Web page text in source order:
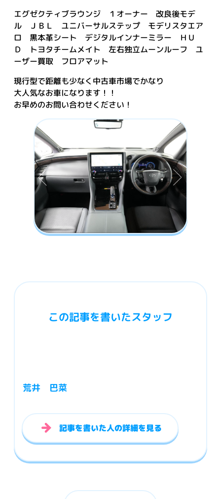
エグゼクティブラウンジ １オーナー 改良後モデ
ル ＪＢＬ ユニバーサルステップ モデリスタエア
ロ 黒本革シート デジタルインナーミラー ＨＵ
Ｄ トヨタチームメイト 左右独立ムーンルーフ ユ
ーザー買取 フロアマット
現行型で距離も少なく中古車市場でかなり
大人気なお車になります！！
お早めのお問い合わせください！
この記事を書いたスタッフ
荒井 巴菜
記事を書いた人の詳細を見る